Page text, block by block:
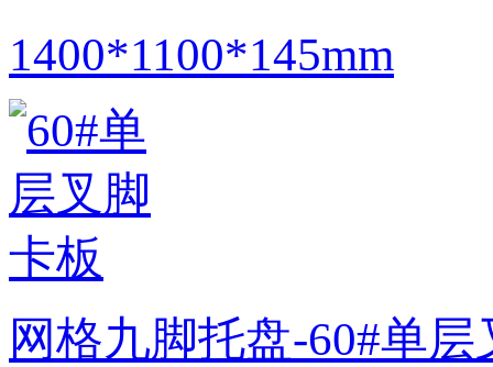
1400*1100*145mm
网格九脚托盘-60#单